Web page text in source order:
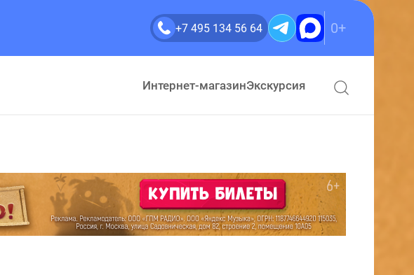
+7 495 134 56 64 0+
Интернет-магазинЭкскурсия